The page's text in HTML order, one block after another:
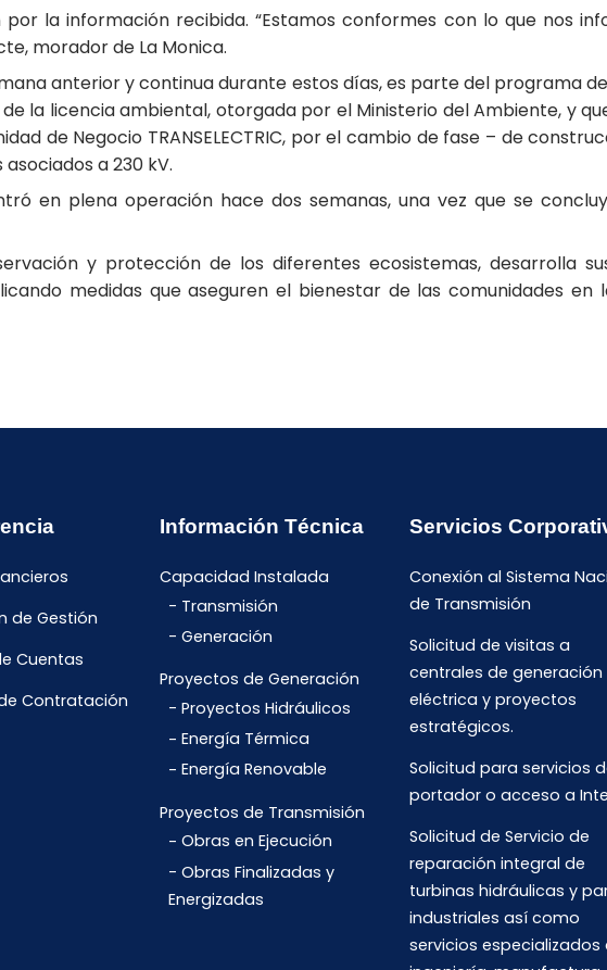
por la información recibida. “Estamos conformes con lo que nos
morador de La Monica.
anterior y continua durante estos días, es parte del programa
la licencia ambiental, otorgada por el Ministerio del Ambiente, y
de Negocio TRANSELECTRIC, por el cambio de fase – de
a 230 kV.
en plena operación hace dos semanas, una vez que se
y protección de los diferentes ecosistemas, desarrolla
medidas que aseguren el bienestar de las comunidades en
de Gestión
Cuentas
Contratación
Información Técnica
Capacidad Instalada
Transmisión
Generación
Proyectos de Generación
Proyectos Hidráulicos
Energía Térmica
Energía Renovable
Proyectos de Transmisión
Obras en Ejecución
Obras Finalizadas y
Energizadas
Servicios
Conexión al Sistema
de Transmisión
Solicitud de visitas a
centrales de generación
eléctrica y proyectos
estratégicos.
Solicitud para servicios
portador o acceso a
Solicitud de Servicio de
reparación integral de
turbinas hidráulicas y
industriales así como
servicios especializados